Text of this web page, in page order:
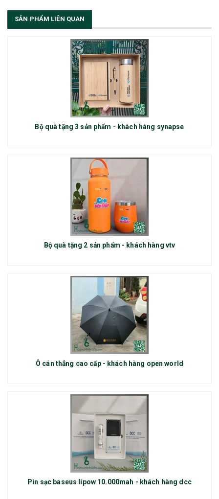
SẢN PHẨM LIÊN QUAN
Bộ quà tặng 3 sản phẩm - khách hàng synapse
Bộ quà tặng 2 sản phẩm - khách hàng vtv
Ô cán thẳng cao cấp - khách hàng open world
Pin sạc baseus lipow 10.000mah - khách hàng dcc